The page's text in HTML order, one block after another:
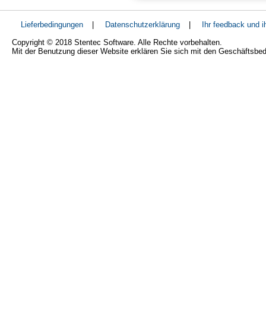
Lieferbedingungen | Datenschutzerklärung |
Ihr feedback und
Copyright © 2018 Stentec Software. Alle Rechte vorbehalten.
Mit der Benutzung dieser Website erklären Sie sich mit den